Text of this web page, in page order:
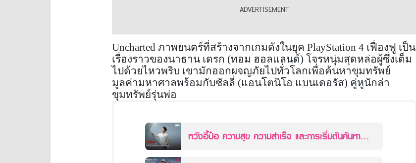
Uncharted ภาพยนตร์ที่สร้างจากเกมดังในยุค PlayStation 4 เฟื่องฟู เป็น
เรื่องราวของนาธาน เดรก (ทอม ฮอลแลนด์) โจรหนุ่มสุดหล่อผู้ซึ่งเต็ม
ไปด้วยไหวพริบ เขามักออกผจญภัยไปทั่วโลกเพื่อค้นหาขุมทรัพย์
มูลค่ามหาศาลพร้อมกับซัลลี่ (แอนโตนิโอ แบนเดอรัส) คู่หูนักล่า
ขุมทรัพย์รุ่นพ่อ
หวังอี้ป๋อ ความสุข ความสำเร็จ และการเริ่มต้นค้นหา